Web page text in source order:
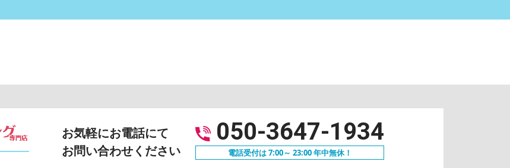
お気軽にお電話にて
お問い合わせください
050-3647-1934
電話受付は 7:00～ 23:00 年中無休！